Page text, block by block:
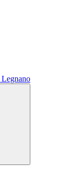
Legnano